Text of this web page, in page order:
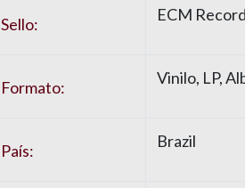
Sello: ECM
Formato: Vinilo, LP,
País: Brazil